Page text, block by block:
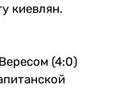
киевлян.
(4:0)